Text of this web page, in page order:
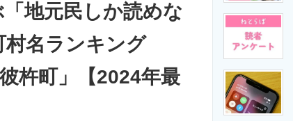
製造業のIT導入・活用を支援
エネルギーの専門メディア
「地元民しか読めな
村名ランキング
杵町」【2024年最